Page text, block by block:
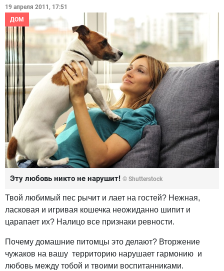
19 апреля 2011, 17:51
ДОМ
Эту любовь никто не нарушит! © Shutterstock
Твой любимый пес рычит и лает на гостей? Нежная,
ласковая и игривая кошечка неожиданно шипит и
царапает их? Налицо все признаки ревности.
Почему домашние питомцы это делают? Вторжение
чужаков на вашу территорию нарушает гармонию и
любовь между тобой и твоими воспитанниками.